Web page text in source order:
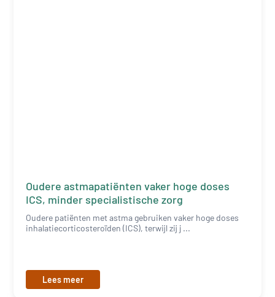
Oudere astmapatiënten vaker hoge doses
ICS, minder specialistische zorg
Oudere patiënten met astma gebruiken vaker hoge doses
inhalatiecorticosteroïden (ICS), terwijl zij j ...
Lees meer